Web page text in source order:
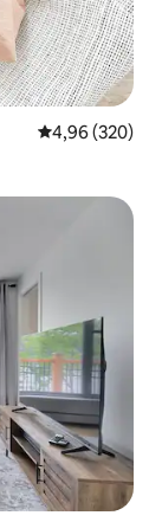
Gemiddelde
4,96 (320)